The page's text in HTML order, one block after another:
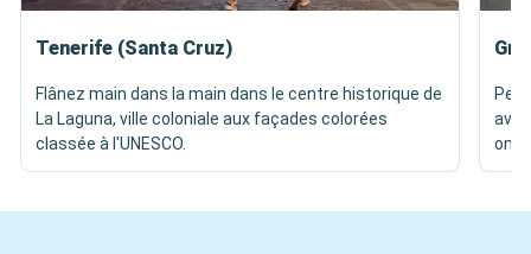
Tenerife (Santa Cruz)
Flânez main dans la main dans le centre historique de
La Laguna, ville coloniale aux façades colorées
classée à l'UNESCO.